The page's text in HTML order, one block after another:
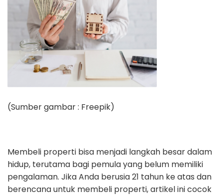
(Sumber gambar : Freepik)
Membeli properti bisa menjadi langkah besar dalam
hidup, terutama bagi pemula yang belum memiliki
pengalaman. Jika Anda berusia 21 tahun ke atas dan
berencana untuk membeli properti, artikel ini cocok